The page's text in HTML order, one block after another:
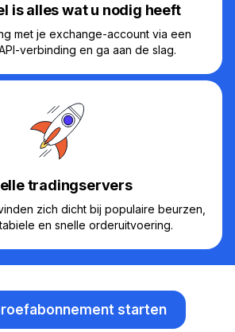
is alles wat u nodig heeft
met je exchange-account via een
verbinding en ga aan de slag.
tradingservers
zich dicht bij populaire beurzen,
en snelle orderuitvoering.
starten